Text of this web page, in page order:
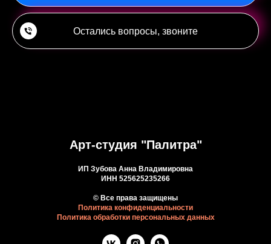
Остались вопросы, звоните
Арт-студия "Палитра"
ИП Зубова Анна Владимировна
ИНН 525625235266
© Все права защищены
Политика конфиденциальности
Политика обработки персональных данных